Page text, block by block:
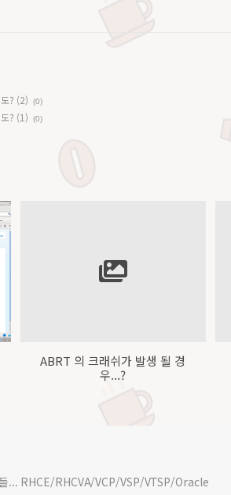
? (2) (0)
? (1) (0)
ABRT 의 크래쉬가 발생 될 경
우...?
... RHCE/RHCVA/VCP/VSP/VTSP/Oracle